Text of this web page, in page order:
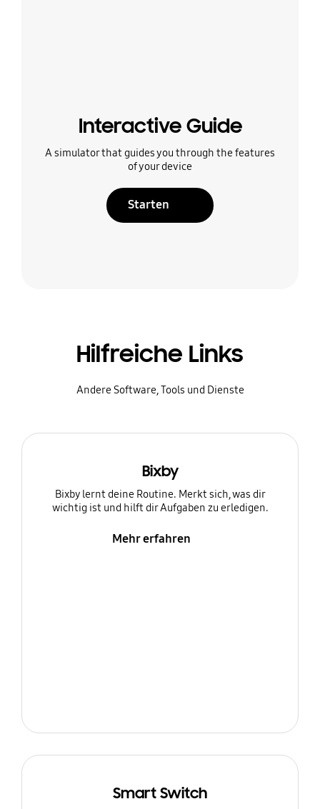
Interactive Guide
A simulator that guides you through the features
of your device
Starten
Hilfreiche Links
Andere Software, Tools und Dienste
Bixby
Bixby lernt deine Routine. Merkt sich, was dir
wichtig ist und hilft dir Aufgaben zu erledigen.
Mehr erfahren
Smart Switch